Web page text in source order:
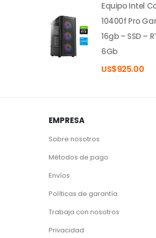
Equipo Intel
10400f Pro
16gb – SSD –
6Gb
US$925.00
EMPRESA
Sobre nosotros
Métodos de pago
Envíos
Políticas de garantía
Trabaja con nosotros
Privacidad